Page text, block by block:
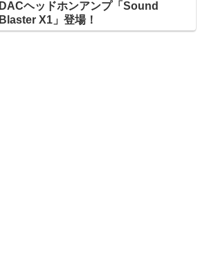
DACヘッドホンアンプ「Sound
Blaster X1」登場！